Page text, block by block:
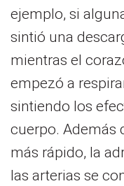
ejemplo, si
sintió una
mientras el
empezó a
sintiendo los
cuerpo. Además
más rápido, la
las arterias se